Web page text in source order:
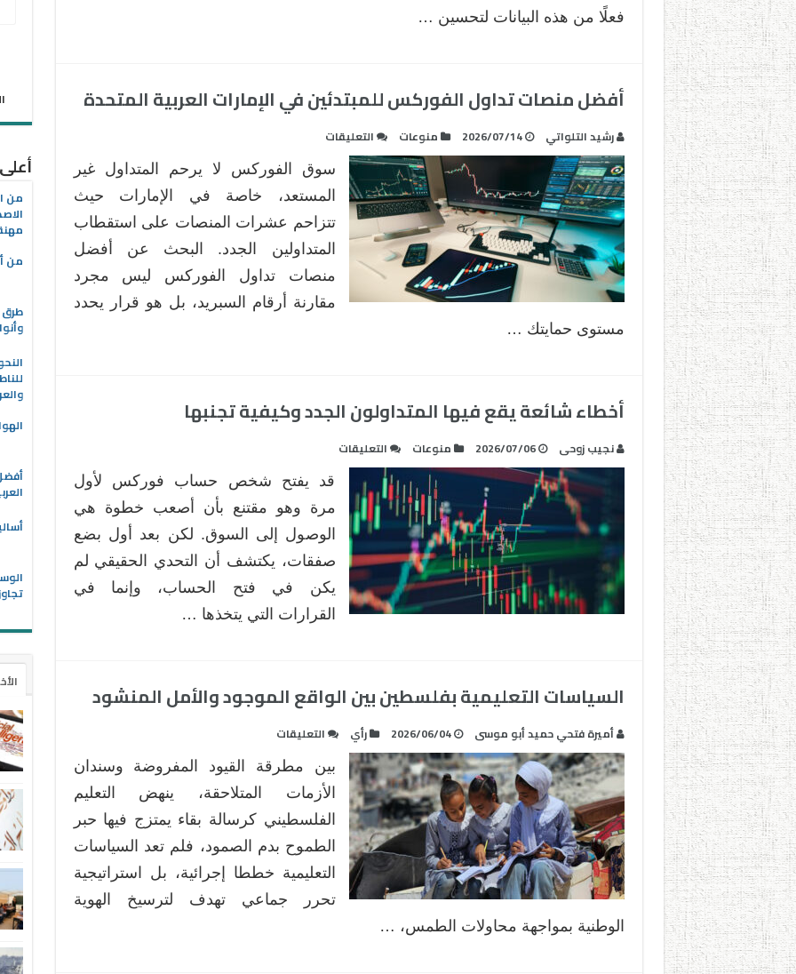
فعلًا من هذه البيانات لتحسين …
أفضل منصات تداول الفوركس للمبتدئين في الإمارات العربية المتحدة
رشيد التلواتي 2026/07/14 منوعات التعليقات
منصات
تداول
الفوركس
للمبتدئين
في
الإمارات
العربية
سوق الفوركس لا يرحم المتداول غير
المستعد، خاصة في الإمارات حيث
تتزاحم عشرات المنصات على استقطاب
المتداولين الجدد. البحث عن أفضل
منصات تداول الفوركس ليس مجرد
مقارنة أرقام السبريد، بل هو قرار يحدد
مستوى حمايتك …
أخطاء شائعة يقع فيها المتداولون الجدد وكيفية تجنبها
نجيب زوحى 2026/07/06 منوعات التعليقات
شائعة
يقع
فيها
المتداولون
الجدد
وكيفية
تجنبها
قد يفتح شخص حساب فوركس لأول
مرة وهو مقتنع بأن أصعب خطوة هي
الوصول إلى السوق. لكن بعد أول بضع
صفقات، يكتشف أن التحدي الحقيقي لم
يكن في فتح الحساب، وإنما في
القرارات التي يتخذها …
السياسات التعليمية بفلسطين بين الواقع الموجود والأمل المنشود
أميرة فتحي حميد أبو موسى 2026/06/04 رأي التعليقات
التعليمية
بفلسطين
الواقع
الموجود
والأمل
المنشود
بين مطرقة القيود المفروضة وسندان
الأزمات المتلاحقة، ينهض التعليم
الفلسطيني كرسالة بقاء يمتزج فيها حبر
الطموح بدم الصمود، فلم تعد السياسات
التعليمية خططا إجرائية، بل استراتيجية
تحرر جماعي تهدف لترسيخ الهوية
الوطنية بمواجهة محاولات الطمس، …
من
من
طرق